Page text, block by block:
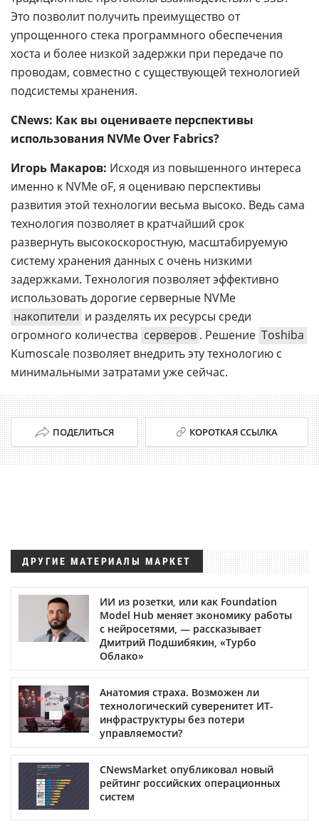
Это позволит получить преимущество от
упрощенного стека программного обеспечения
хоста и более низкой задержки при передаче по
проводам, совместно с существующей технологией
подсистемы хранения.
CNews: Как вы оцениваете перспективы
использования NVMe Over Fabrics?
Игорь Макаров: Исходя из повышенного интереса
именно к NVMe oF, я оцениваю перспективы
развития этой технологии весьма высоко. Ведь сама
технология позволяет в кратчайший срок
развернуть высокоскоростную, масштабируемую
систему хранения данных с очень низкими
задержками. Технология позволяет эффективно
использовать дорогие серверные NVMe
накопители и разделять их ресурсы среди
огромного количества серверов . Решение Toshiba
Kumoscale позволяет внедрить эту технологию с
минимальными затратами уже сейчас.
ПОДЕЛИТЬСЯ КОРОТКАЯ ССЫЛКА
ДРУГИЕ МАТЕРИАЛЫ МАРКЕТ
ИИ из розетки, или как Foundation
Model Hub меняет экономику работы
с нейросетями, — рассказывает
Дмитрий Подшибякин, «Турбо
Облако»
Анатомия страха. Возможен ли
технологический суверенитет ИТ-
инфраструктуры без потери
управляемости?
CNewsMarket опубликовал новый
рейтинг российских операционных
систем